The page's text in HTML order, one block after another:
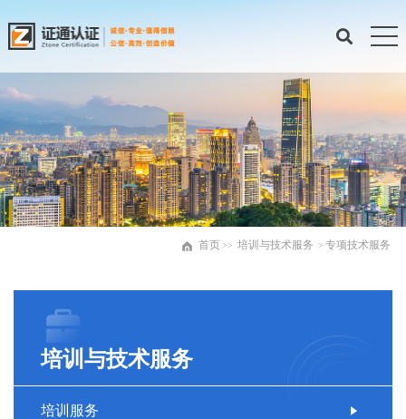
首页>> 培训与技术服务 > 专项技术服务
培训与技术服务
培训服务